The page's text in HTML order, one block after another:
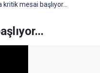
kritik mesai başlıyor...